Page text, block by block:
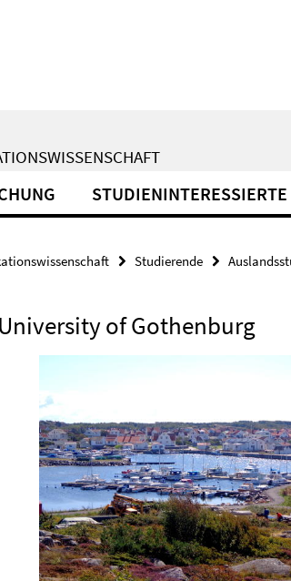
STUDIENINTERESSIERTE
Studierende
of Gothenburg